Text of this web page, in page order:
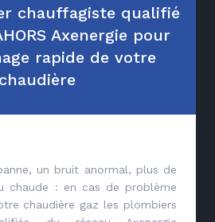
chauffagiste qualifié
Axenergie pour
rapide de votre
chaudière
un bruit anormal, plus de
chaude : en cas de problème
chaudière gaz les plombiers